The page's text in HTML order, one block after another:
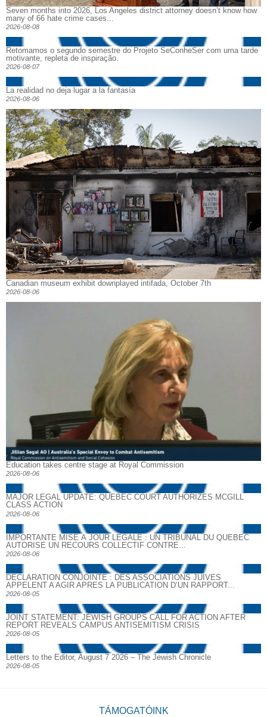
Seven months into 2026, Los Angeles district attorney doesn’t know how
many of 66 hate crime cases...
2026-08-08
Retomamos o segundo semestre do Projeto SeConheSer com uma tarde
motivante, repleta de inspiração.
2026-08-07
La realidad no deja lugar a la fantasía
2026-08-06
Canadian museum exhibit downplayed intifada, October 7th
2026-08-06
Education takes centre stage at Royal Commission
2026-08-06
MAJOR LEGAL UPDATE: QUEBEC COURT AUTHORIZES MCGILL
CLASS ACTION
2026-08-06
IMPORTANTE MISE À JOUR LÉGALE : UN TRIBUNAL DU QUÉBEC
AUTORISE UN RECOURS COLLECTIF CONTRE...
2026-08-06
DECLARATION CONJOINTE : DES ASSOCIATIONS JUIVES
APPELENT A AGIR APRES LA PUBLICATION D’UN RAPPORT...
2026-08-05
JOINT STATEMENT: JEWISH GROUPS CALL FOR ACTION AFTER
REPORT REVEALS CAMPUS ANTISEMITISM CRISIS
2026-08-05
Letters to the Editor, August 7 2026 – The Jewish Chronicle
2026-08-05
TÁMOGATÓINK